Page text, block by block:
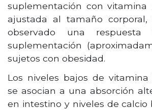
suplementación con vitamina
ajustada al tamaño
observado una
suplementación
sujetos con obesidad.
Los niveles bajos de
se asocian a una absorción
en intestino y niveles de calcio